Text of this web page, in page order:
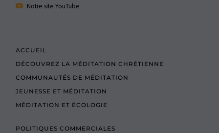
Notre site YouTube
ACCUEIL
DÉCOUVREZ LA MÉDITATION CHRÉTIENNE
COMMUNAUTÉS DE MÉDITATION
JEUNESSE ET MÉDITATION
MÉDITATION ET ÉCOLOGIE
POLITIQUES COMMERCIALES